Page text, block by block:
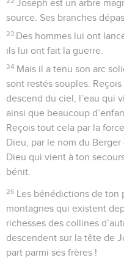
Joseph est un arbre
source. Ses branches
23 Des hommes lui ont
ils lui ont fait la guerre.
24 Mais il a tenu son arc
sont restés souples.
descend du ciel, l’eau qui
ainsi que beaucoup
Reçois tout cela par la
Dieu, par le nom du Berger
Dieu qui vient à ton
bénit.
26 Les bénédictions de ton
montagnes qui existent
richesses des collines
descendent sur la tête de
part parmi ses frères !